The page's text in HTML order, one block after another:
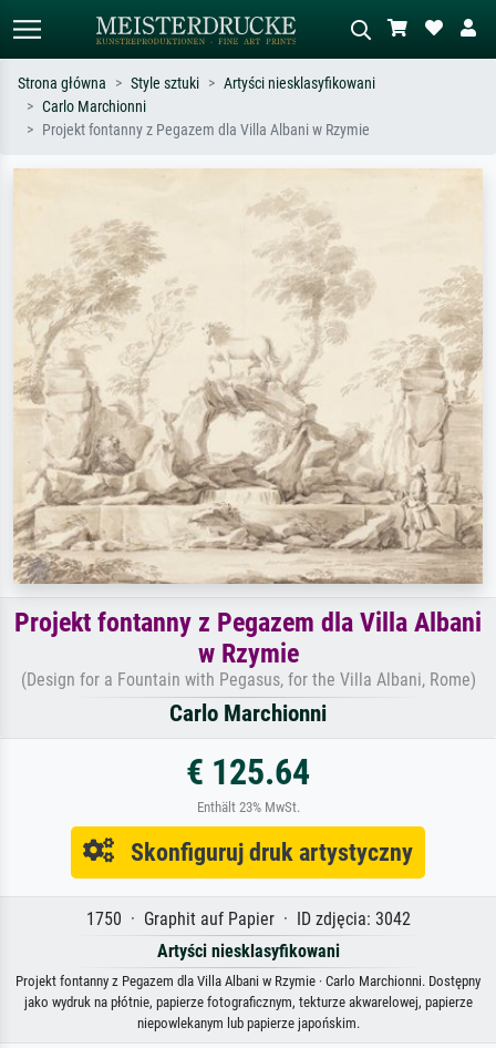
Wyszukiwanie standardowe Wyszukiwanie obrazów AI
stojący akt obok drzewa.
Strona główna Style sztuki
Artyści niesklasyfikowani
Carlo Marchionni
Projekt fontanny z Pegazem dla Villa Albani w Rzymie
Projekt fontanny z Pegazem dla Villa Albani
w Rzymie
(Design for a Fountain with Pegasus, for the Villa Albani, Rome)
Carlo Marchionni
€ 125.64
Enthält 23% MwSt.
Skonfiguruj druk artystyczny
1750 · Graphit auf Papier · ID zdjęcia: 3042
Artyści niesklasyfikowani
Projekt fontanny z Pegazem dla Villa Albani w Rzymie · Carlo Marchionni. Dostępny
jako wydruk na płótnie, papierze fotograficznym, tekturze akwarelowej, papierze
niepowlekanym lub papierze japońskim.